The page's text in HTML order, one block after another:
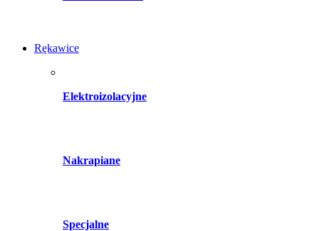
Rękawice
Elektroizolacyjne
Nakrapiane
Specjalne